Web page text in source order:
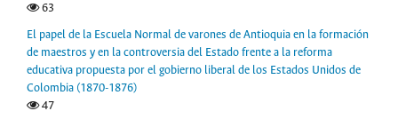
63
El papel de la Escuela Normal de varones de Antioquia en la formación
de maestros y en la controversia del Estado frente a la reforma
educativa propuesta por el gobierno liberal de los Estados Unidos de
Colombia (1870-1876)
47